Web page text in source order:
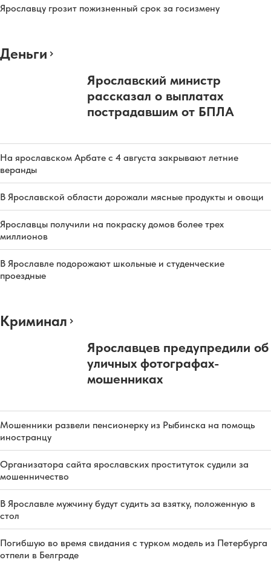
Ярославцу грозит пожизненный срок за госизмену
Деньги
Ярославский министр
рассказал о выплатах
пострадавшим от БПЛА
На ярославском Арбате с 4 августа закрывают летние
веранды
В Ярославской области дорожали мясные продукты и овощи
Ярославцы получили на покраску домов более трех
миллионов
В Ярославле подорожают школьные и студенческие
проездные
Криминал
Ярославцев предупредили об
уличных фотографах-
мошенниках
Мошенники развели пенсионерку из Рыбинска на помощь
иностранцу
Организатора сайта ярославских проституток судили за
мошенничество
В Ярославле мужчину будут судить за взятку, положенную в
стол
Погибшую во время свидания с турком модель из Петербурга
отпели в Белграде